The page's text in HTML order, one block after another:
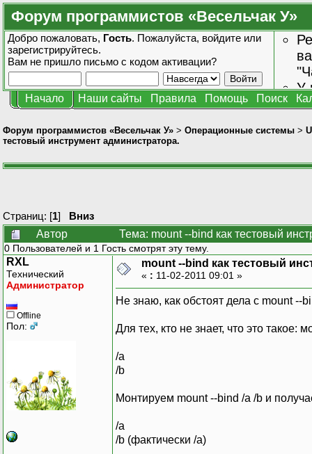
Форум программистов «Весельчак У»
Добро пожаловать, Гость. Пожалуйста, войдите или
зарегистрируйтесь.
Вам не пришло письмо с кодом активации?
У
Начало Наши сайты Правила Помощь Поиск
Форум программистов «Весельчак У» > Операционные системы >
тестовый инструмент администратора.
Страниц: [1] Вниз
Автор
Тема: mount --bind как тестовый
0 Пользователей и 1 Гость смотрят эту тему.
RXL
Технический
Администратор
Offline
Пол:
mount --bind как тестовый
« : 11-02-2011 09:01 »
Не знаю, как обстоят дела с mount
Для тех, кто не знает, что это
/a
/b
Монтируем mount --bind /a /b и
/a
/b (фактически /a)